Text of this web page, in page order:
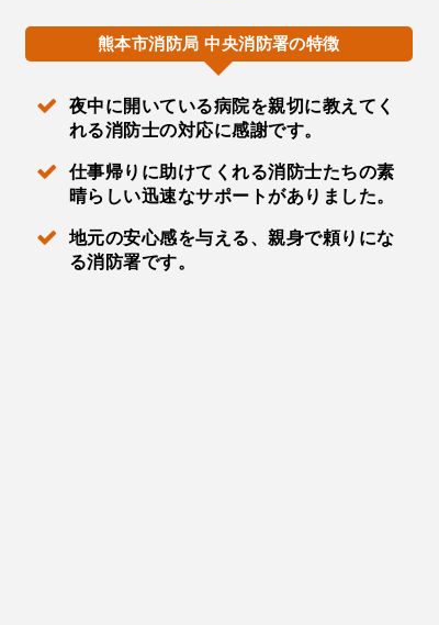
熊本市消防局 中央消防署の特徴
夜中に開いている病院を親切に教えてく
れる消防士の対応に感謝です。
仕事帰りに助けてくれる消防士たちの素
晴らしい迅速なサポートがありました。
地元の安心感を与える、親身で頼りにな
る消防署です。